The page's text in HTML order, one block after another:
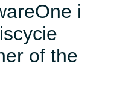
i
of the